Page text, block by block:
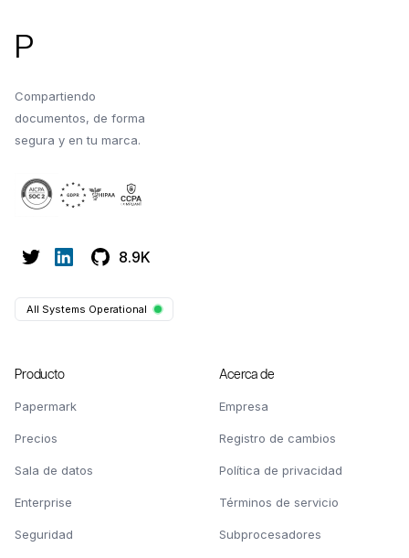
P
Compartiendo
documentos, de forma
segura y en tu marca.
8.9K
All Systems Operational
Producto
Papermark
Precios
Sala de datos
Enterprise
Seguridad
Acerca de
Empresa
Registro de cambios
Política de privacidad
Términos de servicio
Subprocesadores